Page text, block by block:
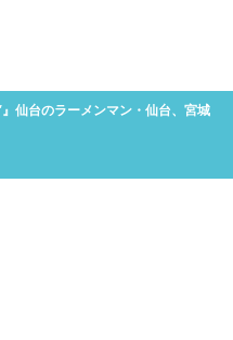
仙台のラーメンマン・仙台、宮城